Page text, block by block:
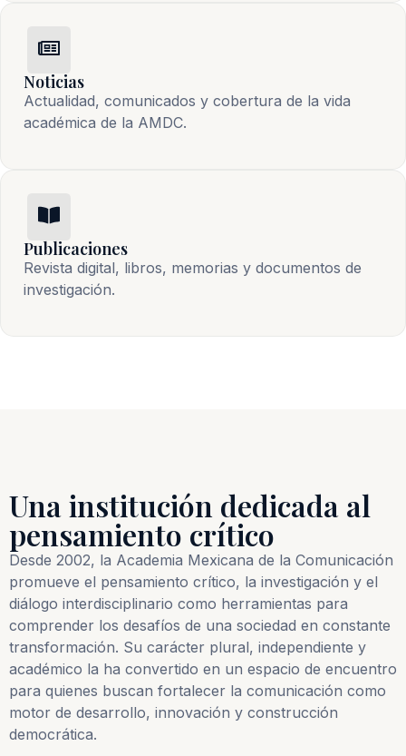
Noticias
Actualidad, comunicados y cobertura de la vida
académica de la AMDC.
Publicaciones
Revista digital, libros, memorias y documentos de
investigación.
Una institución dedicada al
pensamiento crítico
Desde 2002, la Academia Mexicana de la Comunicación
promueve el pensamiento crítico, la investigación y el
diálogo interdisciplinario como herramientas para
comprender los desafíos de una sociedad en constante
transformación. Su carácter plural, independiente y
académico la ha convertido en un espacio de encuentro
para quienes buscan fortalecer la comunicación como
motor de desarrollo, innovación y construcción
democrática.